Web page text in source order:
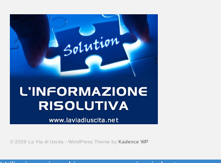
© 2026 La Via di Uscita - WordPress Theme by Kadence WP